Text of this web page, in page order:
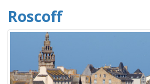
Roscoff